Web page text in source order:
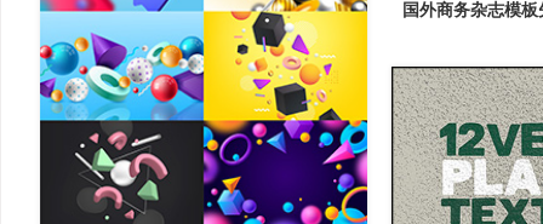
国外商务杂志模